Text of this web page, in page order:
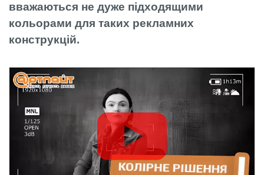
вважаються не дуже підходящими
кольорами для таких рекламних
конструкцій.